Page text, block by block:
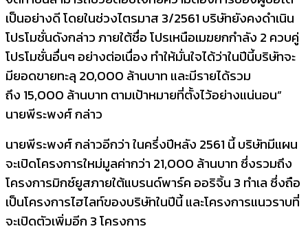
เป็นอย่างดี โดยในช่วงไตรมาส 3/2561 บริษัทยังคงดำเนิน
โปรโมชั่นดังกล่าว ภายใต้ชื่อ โปรเหนือเมฆยกกำลัง 2 ควบคู่
โปรโมชั่นอื่นๆ อย่างต่อเนื่อง ทำให้มั่นใจได้ว่าในปีนี้บริษัทจะ
มียอดขายทะลุ 20,000 ล้านบาท และมีรายได้รวม
ถึง 15,000 ล้านบาท ตามเป้าหมายที่ตั้งไว้อย่างแน่นอน”
นายพีระพงศ์ กล่าว
นายพีระพงศ์ กล่าวอีกว่า ในครึ่งปีหลัง 2561 นี้ บริษัทมีแผน
จะเปิดโครงการใหม่มูลค่ากว่า 21,000 ล้านบาท ซึ่งรวมถึง
โครงการมิกซ์ยูสภายใต้แบรนด์พาร์ค ออริจิ้น 3 ทำเล ซึ่งถือ
เป็นโครงการไฮไลท์ของบริษัทในปีนี้ และโครงการแนวราบที่
จะเปิดตัวเพิ่มอีก 3โครงการ